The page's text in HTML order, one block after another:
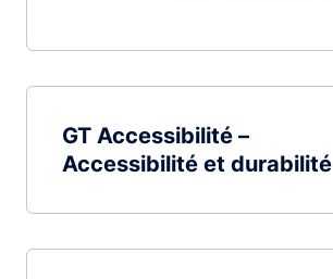
GT Accessibilité –
Accessibilité et durabilité